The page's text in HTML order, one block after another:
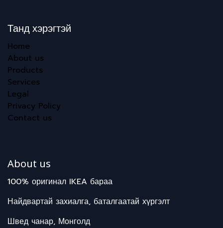
Танд хэрэгтэй
Home
About us
Products
Services
Legal
Privacy Policy
Contact us
About us
100% оригинал IKEA бараа
Найдвартай захиалга, баталгаатай хүргэлт
Швед чанар, Монголд